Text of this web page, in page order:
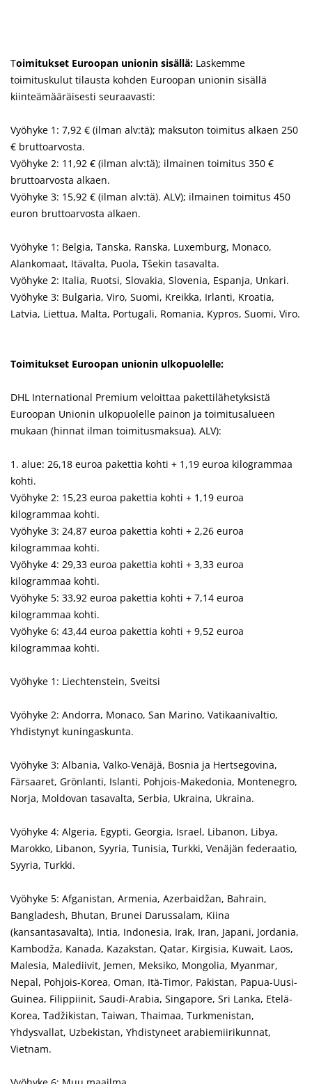
Toimitukset Euroopan unionin sisällä: Laskemme
toimituskulut tilausta kohden Euroopan unionin sisällä
kiinteämääräisesti seuraavasti:
Vyöhyke 1: 7,92 € (ilman alv:tä); maksuton toimitus alkaen 250
€ bruttoarvosta.
Vyöhyke 2: 11,92 € (ilman alv:tä); ilmainen toimitus 350 €
bruttoarvosta alkaen.
Vyöhyke 3: 15,92 € (ilman alv:tä). ALV); ilmainen toimitus 450
euron bruttoarvosta alkaen.
Vyöhyke 1: Belgia, Tanska, Ranska, Luxemburg, Monaco,
Alankomaat, Itävalta, Puola, Tšekin tasavalta.
Vyöhyke 2: Italia, Ruotsi, Slovakia, Slovenia, Espanja, Unkari.
Vyöhyke 3: Bulgaria, Viro, Suomi, Kreikka, Irlanti, Kroatia,
Latvia, Liettua, Malta, Portugali, Romania, Kypros, Suomi, Viro.
Toimitukset Euroopan unionin ulkopuolelle:
DHL International Premium veloittaa pakettilähetyksistä
Euroopan Unionin ulkopuolelle painon ja toimitusalueen
mukaan (hinnat ilman toimitusmaksua). ALV):
1. alue: 26,18 euroa pakettia kohti + 1,19 euroa kilogrammaa
kohti.
Vyöhyke 2: 15,23 euroa pakettia kohti + 1,19 euroa
kilogrammaa kohti.
Vyöhyke 3: 24,87 euroa pakettia kohti + 2,26 euroa
kilogrammaa kohti.
Vyöhyke 4: 29,33 euroa pakettia kohti + 3,33 euroa
kilogrammaa kohti.
Vyöhyke 5: 33,92 euroa pakettia kohti + 7,14 euroa
kilogrammaa kohti.
Vyöhyke 6: 43,44 euroa pakettia kohti + 9,52 euroa
kilogrammaa kohti.
Vyöhyke 1: Liechtenstein, Sveitsi
Vyöhyke 2: Andorra, Monaco, San Marino, Vatikaanivaltio,
Yhdistynyt kuningaskunta.
Vyöhyke 3: Albania, Valko-Venäjä, Bosnia ja Hertsegovina,
Färsaaret, Grönlanti, Islanti, Pohjois-Makedonia, Montenegro,
Norja, Moldovan tasavalta, Serbia, Ukraina, Ukraina.
Vyöhyke 4: Algeria, Egypti, Georgia, Israel, Libanon, Libya,
Marokko, Libanon, Syyria, Tunisia, Turkki, Venäjän federaatio,
Syyria, Turkki.
Vyöhyke 5: Afganistan, Armenia, Azerbaidžan, Bahrain,
Bangladesh, Bhutan, Brunei Darussalam, Kiina
(kansantasavalta), Intia, Indonesia, Irak, Iran, Japani, Jordania,
Kambodža, Kanada, Kazakstan, Qatar, Kirgisia, Kuwait, Laos,
Malesia, Malediivit, Jemen, Meksiko, Mongolia, Myanmar,
Nepal, Pohjois-Korea, Oman, Itä-Timor, Pakistan, Papua-Uusi-
Guinea, Filippiinit, Saudi-Arabia, Singapore, Sri Lanka, Etelä-
Korea, Tadžikistan, Taiwan, Thaimaa, Turkmenistan,
Yhdysvallat, Uzbekistan, Yhdistyneet arabiemiirikunnat,
Vietnam.